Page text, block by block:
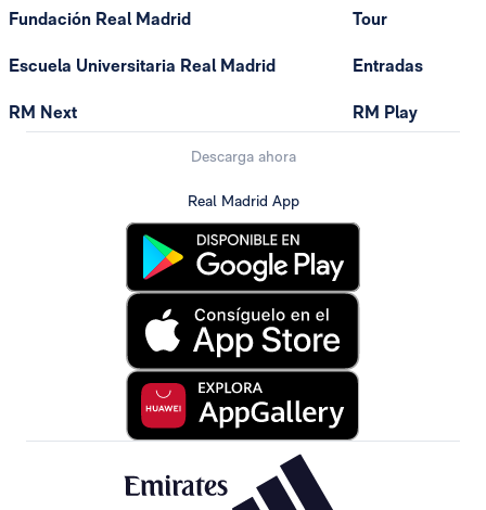
Fundación Real Madrid
Escuela Universitaria Real Madrid
RM Next
Tour
Entradas
RM Play
Descarga ahora
Real Madrid App